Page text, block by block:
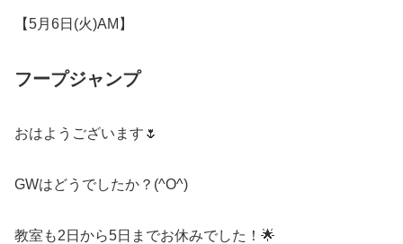
【5月6日(火)AM】
フープジャンプ
おはようございます🌷
GWはどうでしたか？(^O^)
教室も2日から5日までお休みでした！🌟